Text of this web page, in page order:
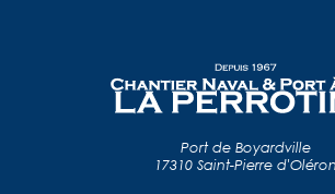
Port de Boyardville
17310 Saint-Pierre d'Oléron